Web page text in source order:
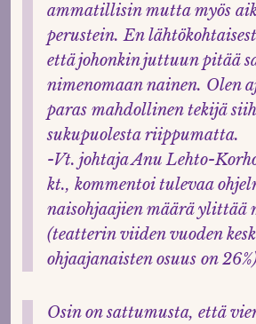
ammatillisin mutta myös
perustein. En
että johonkin juttuun pitää
nimenomaan nainen. Olen
paras mahdollinen tekijä
sukupuolesta riippumatta.
-Vt. johtaja Anu Lehto-
kt., kommentoi tulevaa
naisohjaajien määrä ylittää
(teatterin viiden vuoden
ohjaajanaisten osuus on
Osin on sattumusta, että